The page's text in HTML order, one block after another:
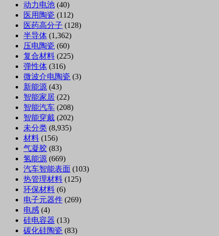
动力电池 (40)
医用陶瓷 (112)
医药高分子 (128)
半导体 (1,362)
压电陶瓷 (60)
复合材料 (225)
弹性体 (316)
微波介电陶瓷 (3)
新能源 (43)
智能家居 (22)
智能汽车 (208)
智能穿戴 (202)
未分类 (8,935)
材料 (156)
气凝胶 (83)
氢能源 (669)
汽车智能表面 (103)
热管理材料 (125)
环保材料 (6)
电子元器件 (269)
电感 (4)
硅电容器 (13)
碳化硅陶瓷 (83)